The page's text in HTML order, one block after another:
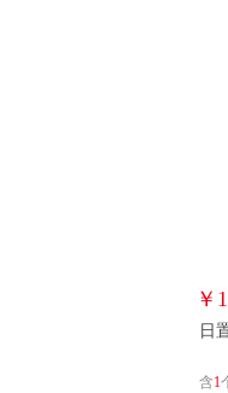
￥
日
含1